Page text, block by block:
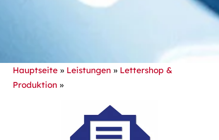
Hauptseite» Leistungen » Lettershop &
Produktion »